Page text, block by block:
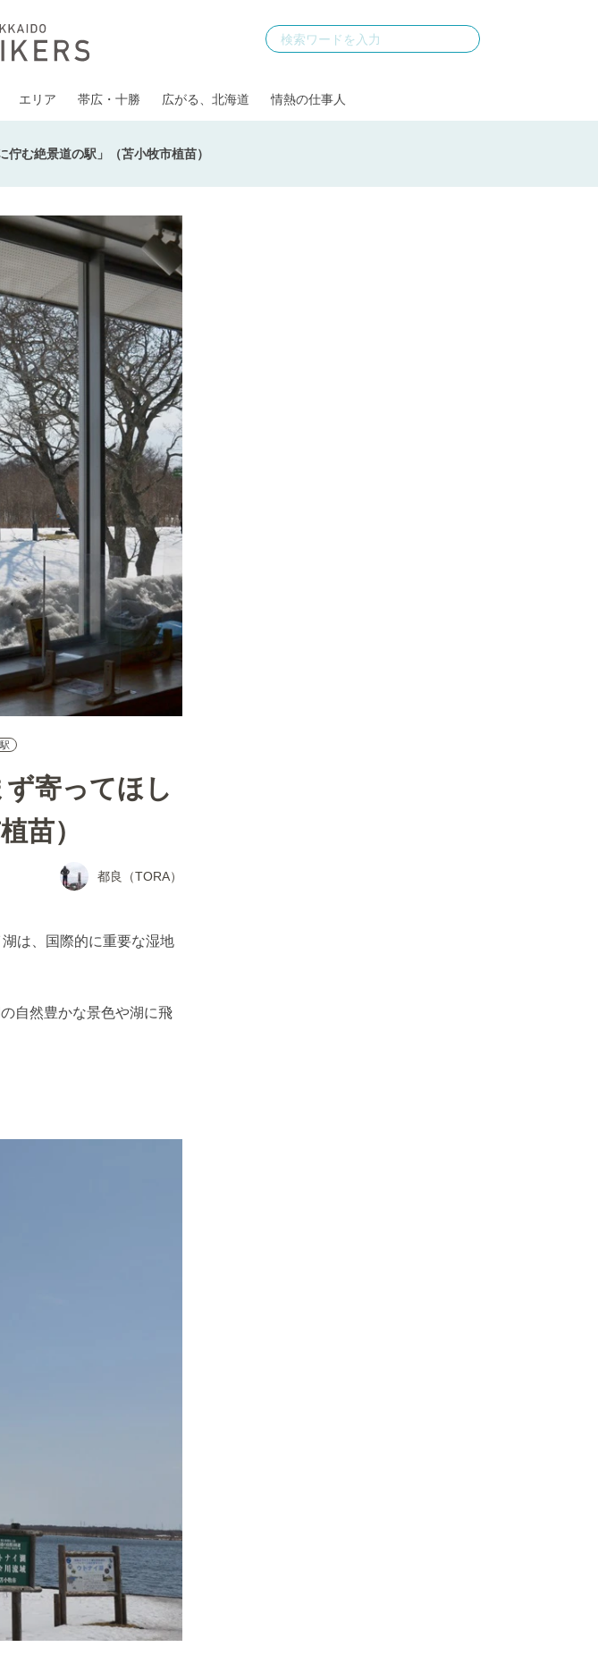
エリア 帯広・十勝 広がる、北海道 情熱の仕事人
む絶景道の駅」（苫小牧市植苗）
寄ってほし
苗）
都良（TORA）
は、国際的に重要な湿地
自然豊かな景色や湖に飛